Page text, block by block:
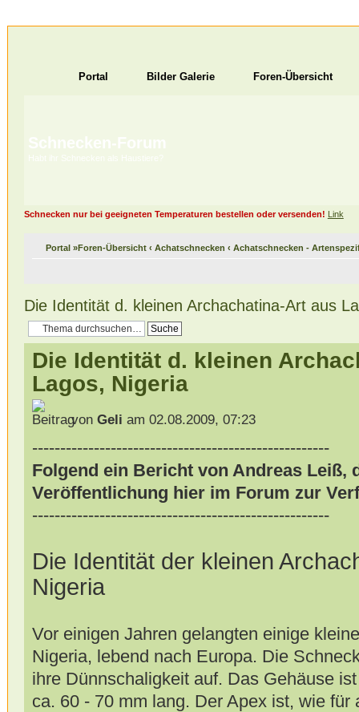
Portal Bilder Galerie Foren-Übersicht
Schnecken-Forum
Habt ihr Schnecken als Haustiere?
Schnecken nur bei geeigneten Temperaturen bestellen oder versenden! Link
Portal»Foren-Übersicht ‹ Achatschnecken ‹ Achatschnecken -
Die Identität d. kleinen Archachatina-Art aus
Die Identität d. kleinen
Lagos, Nigeria
von Geli am 02.08.2009, 07:23
-----------------------------------------------------
Folgend ein Bericht von Andreas Leiß,
Veröffentlichung hier im Forum zur
-----------------------------------------------------
Die Identität der kleinen
Nigeria
Vor einigen Jahren gelangten einige
Nigeria, lebend nach Europa. Die
ihre Dünnschaligkeit auf. Das Gehäuse
ca. 60 - 70 mm lang. Der Apex ist, wie für